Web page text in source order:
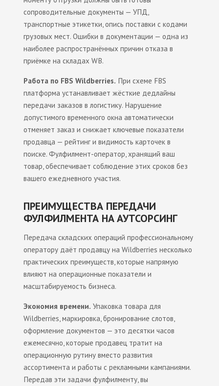
сопроводительные документы — УПД,
транспортные этикетки, опись поставки с кодами
грузовых мест. Ошибки в документации — одна из
наиболее распространённых причин отказа в
приёмке на складах WB.
Работа по FBS Wildberries. При схеме FBS
платформа устанавливает жёсткие дедлайны
передачи заказов в логистику. Нарушение
допустимого временного окна автоматически
отменяет заказ и снижает ключевые показатели
продавца — рейтинг и видимость карточек в
поиске. Фулфилмент-оператор, хранящий ваш
товар, обеспечивает соблюдение этих сроков без
вашего ежедневного участия.
ПРЕИМУЩЕСТВА ПЕРЕДАЧИ
ФУЛФИЛМЕНТА НА АУТСОРСИНГ
Передача складских операций профессиональному
оператору даёт продавцу на Wildberries несколько
практических преимуществ, которые напрямую
влияют на операционные показатели и
масштабируемость бизнеса.
Экономия времени. Упаковка товара для
Wildberries, маркировка, бронирование слотов,
оформление документов — это десятки часов
ежемесячно, которые продавец тратит на
операционную рутину вместо развития
ассортимента и работы с рекламными кампаниями.
Передав эти задачи фулфилменту, вы